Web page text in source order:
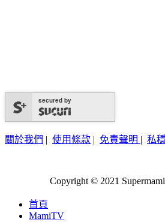
secured by
關於我們 | 使用條款 | 免責聲明 | 私
Copyright © 2021
首頁
MamiTV